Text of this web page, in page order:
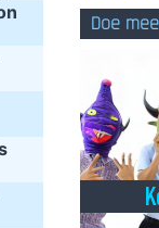
squeezed his butt...
Red Cross yesterday
I donated and to
to share info in the
whatever they
can~ Moby
no point making
Doe